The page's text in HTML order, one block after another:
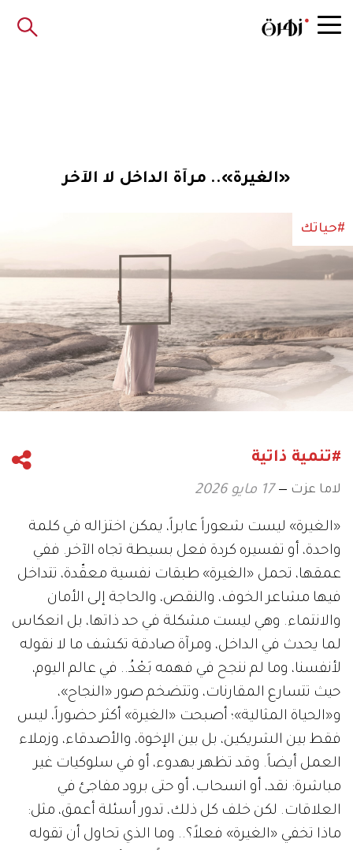
«الغيرة».. مرآة الداخل لا الآخر
#حياتك
#تنمية ذاتية
لاما عزت 17 مايو 2026
«الغيرة» ليست شعوراً عابراً، يمكن اختزاله في كلمة
واحدة، أو تفسيره كردة فعل بسيطة تجاه الآخر. ففي
عمقها، تحمل «الغيرة» طبقات نفسية معقّدة، تتداخل
فيها مشاعر الخوف، والنقص، والحاجة إلى الأمان
والانتماء. وهي ليست مشكلة في حد ذاتها، بل انعكاس
لما يحدث في الداخل، ومرآة صادقة تكشف ما لا نقوله
لأنفسنا، وما لم ننجح في فهمه بَعْدُ.. في عالم اليوم،
حيث تتسارع المقارنات، وتتضخم صور «النجاح»،
و«الحياة المثالية»؛ أصبحت «الغيرة» أكثر حضوراً، ليس
فقط بين الشريكين، بل بين الإخوة، والأصدقاء، وزملاء
العمل أيضاً. وقد تظهر بهدوء، أو في سلوكيات غير
مباشرة: نقد، أو انسحاب، أو حتى برود مفاجئ في
العلاقات. لكن خلف كل ذلك، تدور أسئلة أعمق، مثل:
ماذا تخفي «الغيرة» فعلاً؟.. وما الذي تحاول أن تقوله